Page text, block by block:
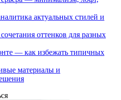
актуальных стилей и
оттенков для разных
— как избежать типичных
материалы и